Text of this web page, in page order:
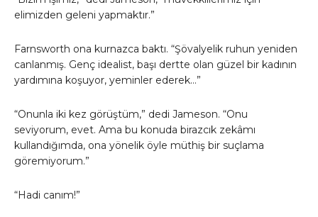
elimizden geleni yapmaktır.”
Farnsworth ona kurnazca baktı. “Şövalyelik ruhun yeniden
canlanmış. Genç idealist, başı dertte olan güzel bir kadının
yardımına koşuyor, yeminler ederek…”
“Onunla iki kez görüştüm,” dedi Jameson. “Onu
seviyorum, evet. Ama bu konuda birazcık zekâmı
kullandığımda, ona yönelik öyle müthiş bir suçlama
göremiyorum.”
“Hadi canım!”